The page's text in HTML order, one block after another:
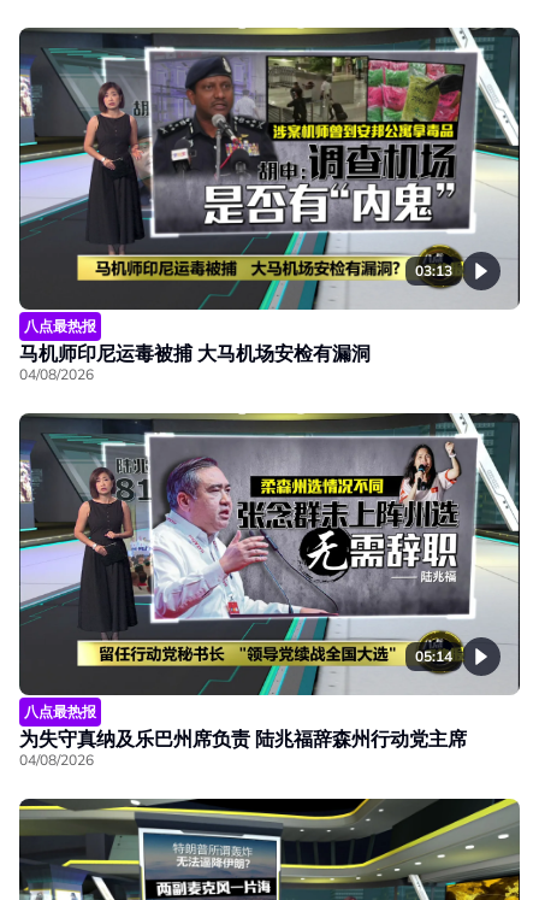
03:13
八点最热报
马机师印尼运毒被捕 大马机场安检有漏洞
04/08/2026
05:14
八点最热报
为失守真纳及乐巴州席负责 陆兆福辞森州行动党主席
04/08/2026